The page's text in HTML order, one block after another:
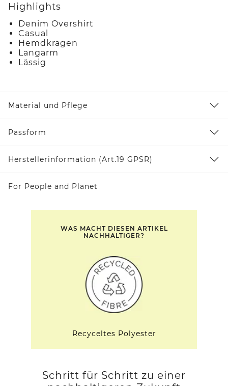
Highlights
Denim Overshirt
Casual
Hemdkragen
Langarm
Lässig
Material und Pflege
Passform
Herstellerinformation (Art.19 GPSR)
For People and Planet
WAS MACHT DIESEN ARTIKEL
NACHHALTIGER?
Recyceltes Polyester
Schritt für Schritt zu einer